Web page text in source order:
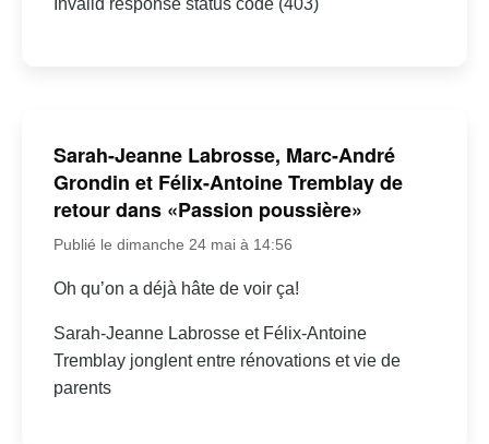
Invalid response status code (403)
Sarah-Jeanne Labrosse, Marc-André
Grondin et Félix-Antoine Tremblay de
retour dans «Passion poussière»
Publié le dimanche 24 mai à 14:56
Oh qu’on a déjà hâte de voir ça!
Sarah-Jeanne Labrosse et Félix-Antoine
Tremblay jonglent entre rénovations et vie de
parents